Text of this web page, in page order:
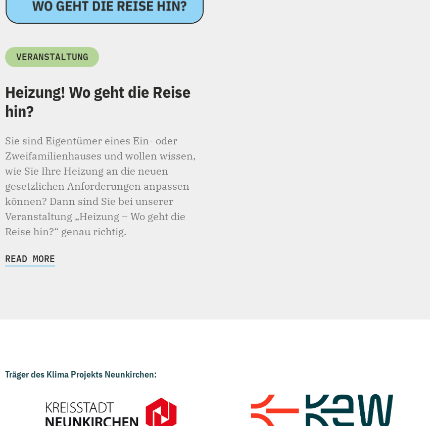
VERANSTALTUNG
Heizung! Wo geht die Reise
hin?
Sie sind Eigentümer eines Ein- oder
Zweifamilienhauses und wollen wissen,
wie Sie Ihre Heizung an die neuen
gesetzlichen Anforderungen anpassen
können? Dann sind Sie bei unserer
Veranstaltung „Heizung – Wo geht die
Reise hin?“ genau richtig.
READ MORE
Träger des Klima Projekts Neunkirchen: